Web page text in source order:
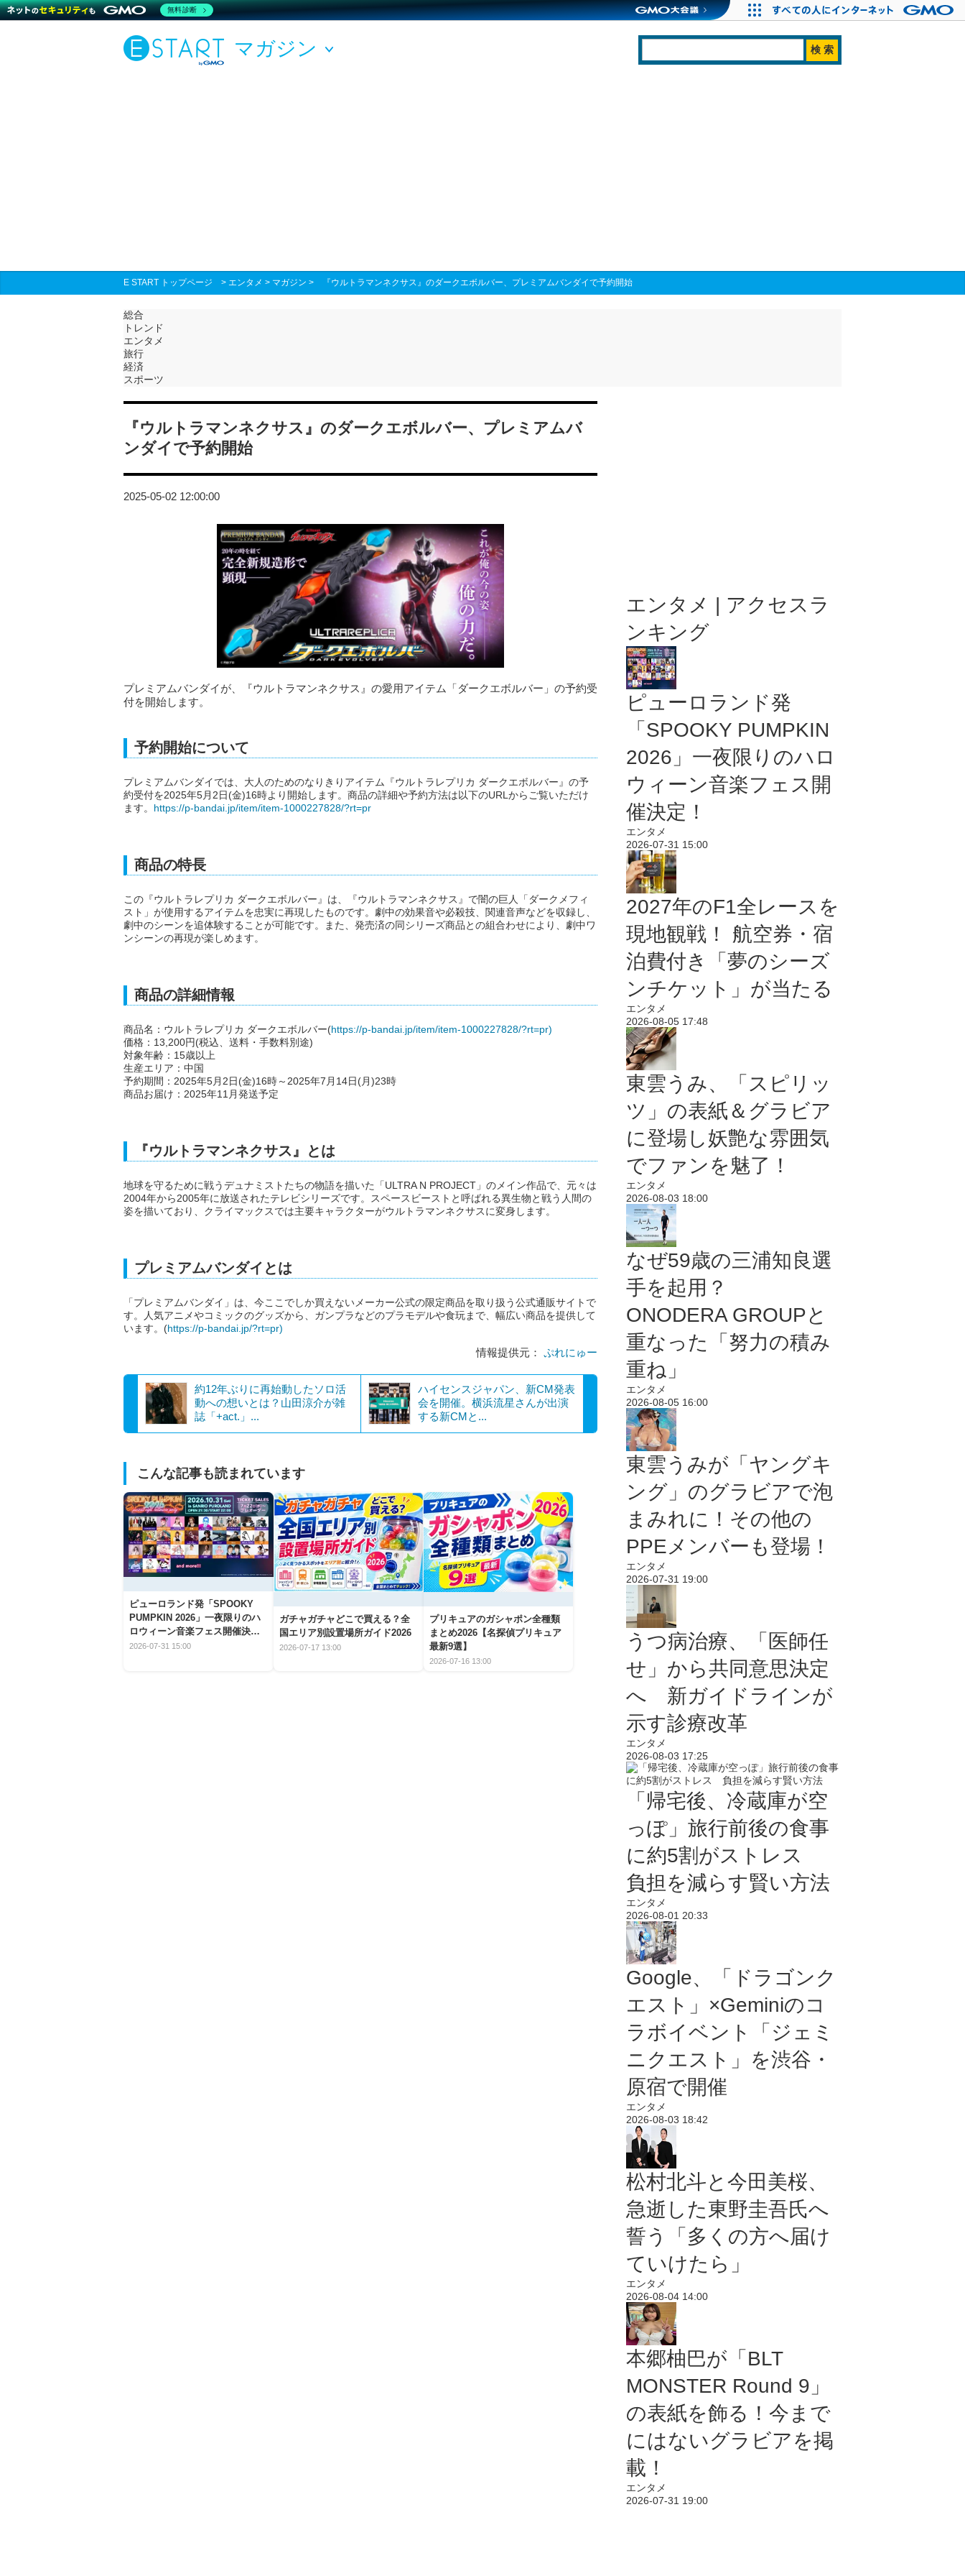
マガジン
E START トップページ > エンタメ > マガジン > 『ウルトラマンネクサス』のダークエボルバー、プレミアムバンダイで予約開始
総合
トレンド
エンタメ
旅行
経済
スポーツ
『ウルトラマンネクサス』のダークエボルバー、プレミアムバ
ンダイで予約開始
2025-05-02 12:00:00
プレミアムバンダイが、『ウルトラマンネクサス』の愛用アイテム「ダークエボルバー」の予約受
付を開始します。
予約開始について
プレミアムバンダイでは、大人のためのなりきりアイテム『ウルトラレプリカ ダークエボルバー』の予
約受付を2025年5月2日(金)16時より開始します。商品の詳細や予約方法は以下のURLからご覧いただけ
ます。 https://p-bandai.jp/item/item-1000227828/?rt=pr
商品の特長
この『ウルトラレプリカ ダークエボルバー』は、『ウルトラマンネクサス』で闇の巨人「ダークメフィ
スト」が使用するアイテムを忠実に再現したものです。劇中の効果音や必殺技、関連音声などを収録し、
劇中のシーンを追体験することが可能です。また、発売済の同シリーズ商品との組合わせにより、劇中ワ
ンシーンの再現が楽しめます。
商品の詳細情報
商品名：ウルトラレプリカ ダークエボルバー(https://p-bandai.jp/item/item-1000227828/?rt=pr)
価格：13,200円(税込、送料・手数料別途)
対象年齢：15歳以上
生産エリア：中国
予約期間：2025年5月2日(金)16時～2025年7月14日(月)23時
商品お届け：2025年11月発送予定
『ウルトラマンネクサス』とは
地球を守るために戦うデュナミストたちの物語を描いた「ULTRA N PROJECT」のメイン作品で、元々は
2004年から2005年に放送されたテレビシリーズです。スペースビーストと呼ばれる異生物と戦う人間の
姿を描いており、クライマックスでは主要キャラクターがウルトラマンネクサスに変身します。
プレミアムバンダイとは
「プレミアムバンダイ」は、今ここでしか買えないメーカー公式の限定商品を取り扱う公式通販サイトで
す。人気アニメやコミックのグッズから、ガンプラなどのプラモデルや食玩まで、幅広い商品を提供して
います。(https://p-bandai.jp/?rt=pr)
情報提供元： ぷれにゅー
約12年ぶりに再始動したソロ活
動への想いとは？山田涼介が雑
誌「+act.」...
ハイセンスジャパン、新CM発表
会を開催。横浜流星さんが出演
する新CMと...
こんな記事も読まれています
ピューロランド発「SPOOKY
PUMPKIN 2026」一夜限りのハ
ロウィーン音楽フェス開催決
定！
2026-07-31 15:00
ガチャガチャどこで買える？全
国エリア別設置場所ガイド2026
2026-07-17 13:00
プリキュアのガシャポン全種類
まとめ2026【名探偵プリキュア
最新9選】
2026-07-16 13:00
エンタメ | アクセスラ
ンキング
ピューロランド発
「SPOOKY PUMPKIN
2026」一夜限りのハロ
ウィーン音楽フェス開
催決定！
エンタメ
2026-07-31 15:00
2027年のF1全レースを
現地観戦！ 航空券・宿
泊費付き「夢のシーズ
ンチケット」が当たる
エンタメ
2026-08-05 17:48
東雲うみ、「スピリッ
ツ」の表紙＆グラビア
に登場し妖艶な雰囲気
でファンを魅了！
エンタメ
2026-08-03 18:00
なぜ59歳の三浦知良選
手を起用？
ONODERA GROUPと
重なった「努力の積み
重ね」
エンタメ
2026-08-05 16:00
東雲うみが「ヤングキ
ング」のグラビアで泡
まみれに！その他の
PPEメンバーも登場！
エンタメ
2026-07-31 19:00
うつ病治療、「医師任
せ」から共同意思決定
へ 新ガイドラインが
示す診療改革
エンタメ
2026-08-03 17:25
「帰宅後、冷蔵庫が空
っぽ」旅行前後の食事
に約5割がストレス
負担を減らす賢い方法
エンタメ
2026-08-01 20:33
Google、「ドラゴンク
エスト」×Geminiのコ
ラボイベント「ジェミ
ニクエスト」を渋谷・
原宿で開催
エンタメ
2026-08-03 18:42
松村北斗と今田美桜、
急逝した東野圭吾氏へ
誓う「多くの方へ届け
ていけたら」
エンタメ
2026-08-04 14:00
本郷柚巴が「BLT
MONSTER Round 9」
の表紙を飾る！今まで
にはないグラビアを掲
載！
エンタメ
2026-07-31 19:00
無料診断